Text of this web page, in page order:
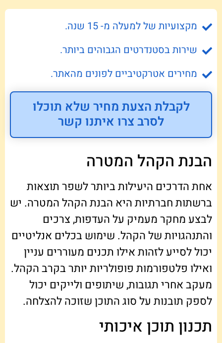
מקצועיות של למעלה מ- 15 שנה.
שירות בסטנדרטים הגבוהים ביותר.
מחירים אטרקטיביים לפונים מהאתר.
לקבלת הצעת מחיר שלא תוכלו
לסרב צרו איתנו קשר
הבנת הקהל המטרה
אחת הדרכים היעילות ביותר לשפר תוצאות
ברשתות חברתיות היא הבנת הקהל המטרה. יש
לבצע מחקר מעמיק על העדפות, צרכים
והתנהגויות של הקהל. שימוש בכלים אנליטיים
יכול לסייע לזהות אילו תכנים מעוררים עניין
ואילו פלטפורמות פופולריות יותר בקרב הקהל.
מעקב אחרי תגובות, שיתופים ולייקים יכול
לספק תובנות על סוג התוכן שזוכה להצלחה.
תכנון תוכן איכותי